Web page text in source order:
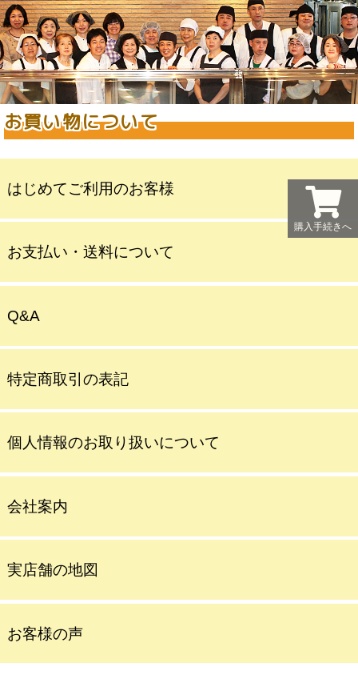
お買い物について
はじめてご利用のお客様
お支払い・送料について
Q&A
特定商取引の表記
個人情報のお取り扱いについて
会社案内
実店舗の地図
お客様の声
購入手続きへ